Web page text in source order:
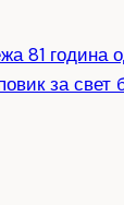
81 година
за свет